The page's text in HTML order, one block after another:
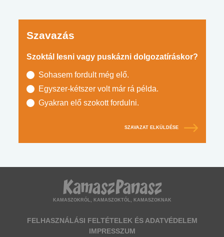
Szavazás
Szoktál lesni vagy puskázni dolgozatíráskor?
Sohasem fordult még elő.
Egyszer-kétszer volt már rá példa.
Gyakran elő szokott fordulni.
SZAVAZAT ELKÜLDÉSE
KAMASZOKRÓL, KAMASZOKTÓL, KAMASZOKNAK
FELHASZNÁLÁSI FELTÉTELEK ÉS ADATVÉDELEM
IMPRESSZUM